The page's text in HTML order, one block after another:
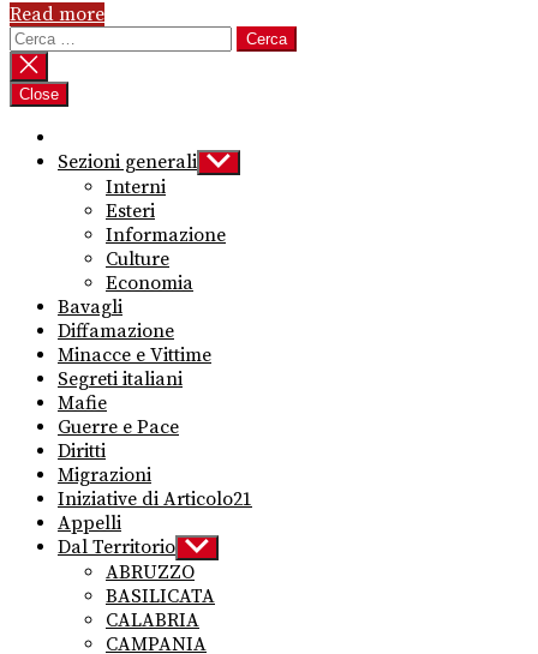
Read more
Ricerca
per:
Close
Sezioni generali Show
sub
Interni
Esteri
Informazione
Culture
Economia
Bavagli
Diffamazione
Minacce e Vittime
Segreti italiani
Mafie
Guerre e Pace
Diritti
Migrazioni
Iniziative di Articolo21
Appelli
Dal Territorio Show
sub
menu
ABRUZZO
BASILICATA
CALABRIA
CAMPANIA